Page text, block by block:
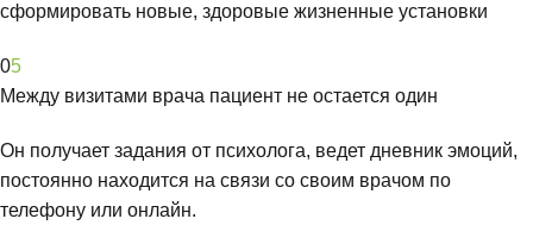
сформировать новые, здоровые жизненные установки
05
Между визитами врача пациент не остается один
Он получает задания от психолога, ведет дневник эмоций,
постоянно находится на связи со своим врачом по
телефону или онлайн.